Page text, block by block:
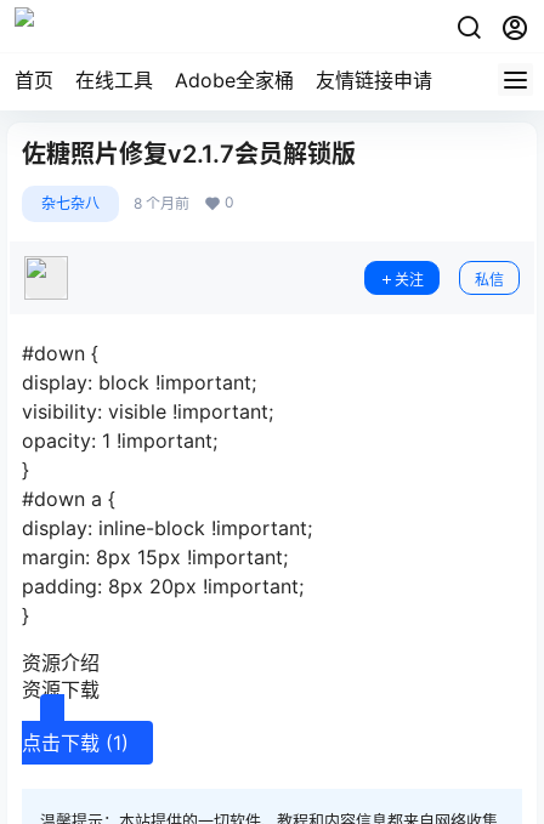
首页 在线工具 Adobe全家桶 友情链接申请
佐糖照片修复v2.1.7会员解锁版
杂七杂八 8 个月前 0
关注 私信
#down {
display: block !important;
visibility: visible !important;
opacity: 1 !important;
}
#down a {
display: inline-block !important;
margin: 8px 15px !important;
padding: 8px 20px !important;
}
资源介绍
资源下载
点击下载 (1)